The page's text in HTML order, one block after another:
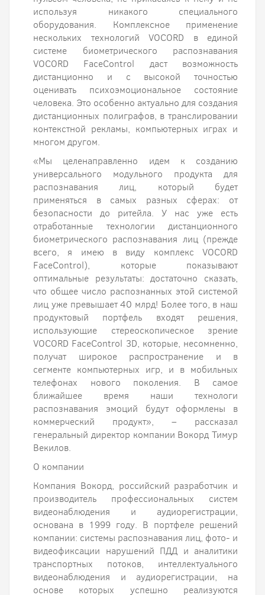
используя никакого специального
оборудования. Комплексное применение
нескольких технологий VOCORD в единой
системе биометрического распознавания
VOCORD FaceControl даст возможность
дистанционно и с высокой точностью
оценивать психоэмоциональное состояние
человека. Это особенно актуально для создания
дистанционных полиграфов, в транслировании
контекстной рекламы, компьютерных играх и
многом другом.
«Мы целенаправленно идем к созданию
универсального модульного продукта для
распознавания лиц, который будет
применяться в самых разных сферах: от
безопасности до ритейла. У нас уже есть
отработанные технологии дистанционного
биометрического распознавания лиц (прежде
всего, я имею в виду комплекс VOCORD
FaceControl), которые показывают
оптимальные результаты: достаточно сказать,
что общее число распознанных этой системой
лиц уже превышает 40 млрд! Более того, в наш
продуктовый портфель входят решения,
использующие стереоскопическое зрение
VOCORD FaceControl 3D, которые, несомненно,
получат широкое распространение и в
сегменте компьютерных игр, и в мобильных
телефонах нового поколения. В самое
ближайшее время наши технологи
распознавания эмоций будут оформлены в
коммерческий продукт», – рассказал
генеральный директор компании Вокорд Тимур
Векилов.
О компании
Компания Вокорд, российский разработчик и
производитель профессиональных систем
видеонаблюдения и аудиорегистрации,
основана в 1999 году. В портфеле решений
компании: системы распознавания лиц, фото- и
видеофиксации нарушений ПДД и аналитики
транспортных потоков, интеллектуального
видеонаблюдения и аудиорегистрации, на
основе которых успешно реализуются